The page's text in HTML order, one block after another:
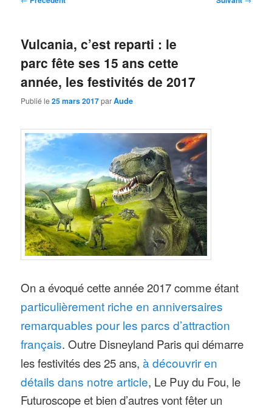
Vulcania, c’est reparti : le
parc fête ses 15 ans cette
année, les festivités de 2017
Publié le25 mars 2017parAude
On a évoqué cette année 2017 comme étant
particulièrement riche en anniversaires
remarquables pour les parcs d’attraction
français. Outre Disneyland Paris qui démarre
les festivités des 25 ans,à découvrir en
détails dans notre article, Le Puy du Fou, le
Futuroscope et bien d’autres vont fêter un